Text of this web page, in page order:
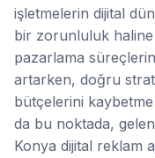
işletmelerin dijital
bir zorunluluk haline
pazarlama
artarken, doğru
bütçelerini kaybetme
da bu noktada,
Konya dijital reklam